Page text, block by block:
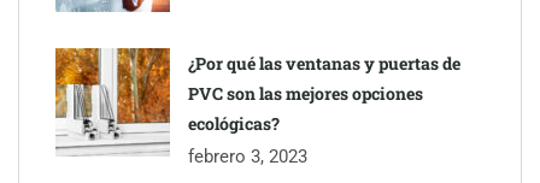
¿Por qué las ventanas y puertas de
PVC son las mejores opciones
ecológicas?
febrero 3, 2023